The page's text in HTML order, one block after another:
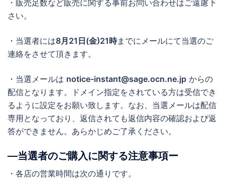
・販売足数など販売に関する事前お問い合わせはご遠慮下
さい。
・当選者には8月21日(金)21時までにメールにて当選のご
連絡をさせて頂きます。
・当選メールは notice-instant@sage.ocn.ne.jp からの
配信となります。ドメイン指定をされている方は受信でき
るように設定をお願い致します。なお、当選メールは配信
専用となっており、返信されても返信内容の確認および返
答ができません。あらかじめご了承ください。
―当選者のご購入に関する注意事項ー
・各店の営業時間は次の通りです。